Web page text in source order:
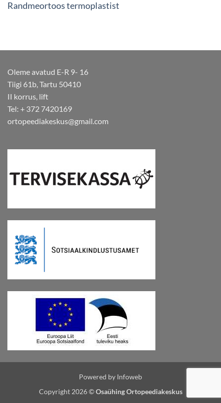
Randmeortoos termoplastist
Oleme avatud E-R 9- 16
Tiigi 61b, Tartu 50410
II korrus, lift
Tel: + 372 7420169
ortopeediakeskus@gmail.com
Powered by Infoweb
Copyright 2026 ©Osaühing Ortopeediakeskus